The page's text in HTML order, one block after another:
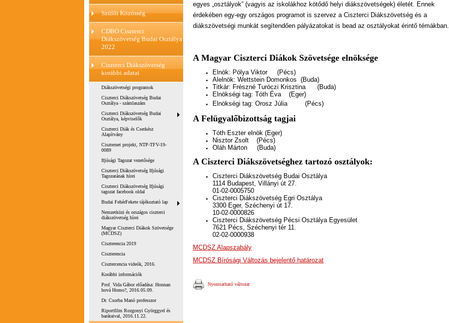
Szülői Közösség
CDBO Ciszterci
Diákszövetség Budai Osztálya
2022
Ciszterci Diákszövetség
korábbi adatai
Diákszövetségi programok
Ciszterci Diákszövetség Budai
Osztálya - számlaszám
Ciszterci Diákszövetség Budai
Osztálya, képviselők
Ciszterci Diák és Cserkész
Alapítvány
Ciszternet projekt, NTP-TFV-19-
0089
Ifjúsági Tagozat vezetősége
Ciszterci Diákszövetség Ifjúsági
Tagozatának hírei
Ciszterci Diákszövetség Ifjúsági
tagozat facebook oldal
Budai FehérFekete tájékoztató lap
Nemzetközi és országos ciszterci
diákszövetség hírei
Magyar Ciszterci Diákok Szövetsége
(MCDSZ)
Ciszterencia 2019
Ciszterencia
Cisztercencia videók, 2016.
Korábbi információk
Prof. Vida Gábor előadása: Honnan
hová Homo?, 2016.05.09.
Dr. Csorba Manó professzor
Riportfilm Rozgonyi Györggyel és
barátaival, 2016.11.22.
egyes „osztályok” (vagyis az iskolákhoz kötődő helyi diákszövetségek) életét. Ennek
érdekében egy-egy országos programot is szervez a Ciszterci Diákszövetség és a
diákszövetségi munkát segítendően pályázatokat is bead az osztályokat érintő témákban.
A Magyar Ciszterci Diákok Szövetsége elnöksége
Elnök: Pólya Viktor (Pécs)
Alelnök: Wettstein Domonkos (Buda)
Titkár: Frészné Turóczi Krisztina (Buda)
Elnökségi tag: Tóth Éva (Eger)
Elnökségi tag: Orosz Júlia (Pécs)
A Felügyalőbizottság tagjai
Tóth Eszter elnök (Eger)
Nisztor Zsolt
(Pécs)
Oláh Márton
(Buda)
A Ciszterci Diákszövetséghez tartozó osztályok:
Ciszterci Diákszövetség Budai Osztálya
1114 Budapest, Villányi út 27.
01-02-0005750
Ciszterci Diákszövetség Egri Osztálya
3300 Eger, Széchenyi út 17.
10-02-0000826
Ciszterci Diákszövetség Pécsi Osztálya Egyesület
7621 Pécs, Széchenyi tér 11.
02-02-0000938
MCDSZ Alapszabály
MCDSZ Bírósági Változás bejelentő határozat
Nyomtatható változat